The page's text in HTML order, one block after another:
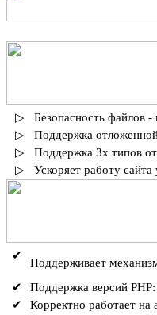
▷
Безопасность файлов
▷
Поддержка
▷
Поддержка 3х типов
▷
Ускоряет работу
✔
Поддерживает
✔
Поддержка версий
✔
Корректно работает на